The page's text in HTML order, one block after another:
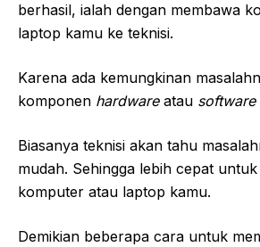
berhasil, ialah dengan membawa
laptop kamu ke teknisi.
Karena ada kemungkinan
komponen hardware atau software
Biasanya teknisi akan tahu
mudah. Sehingga lebih cepat
komputer atau laptop kamu.
Demikian beberapa cara untuk